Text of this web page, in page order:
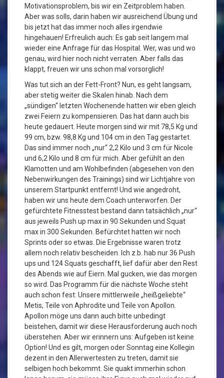
Motivationsproblem, bis wir ein Zeitproblem haben.
Aber was solls, darin haben wir ausreichend Übung und
bis jetzt hat das immer noch alles irgendwie
hingehauen! Erfreulich auch: Es gab seit langem mal
wieder eine Anfrage für das Hospital. Wer, was und wo
genau, wird hier noch nicht verraten. Aber falls das
klappt, freuen wir uns schon mal vorsorglich!
Was tut sich an der Fett-Front? Nun, es geht langsam,
aber stetig weiter die Skalen hinab. Nach dem
„sündigen“ letzten Wochenende hatten wir eben gleich
zwei Feiern zu kompensieren. Das hat dann auch bis
heute gedauert. Heute morgen sind wir mit 78,5 Kg und
99 cm, bzw. 98,8 Kg und 104 cm in den Tag gestartet.
Das sind immer noch „nur“ 2,2 Kilo und 3 cm für Nicole
und 6,2 Kilo und 8 cm für mich. Aber gefühlt an den
Klamotten und am Wohlbefinden (abgesehen von den
Nebenwirkungen des Trainings) sind wir Lichtjahre von
unserem Startpunkt entfernt! Und wie angedroht,
haben wir uns heute dem Coach unterworfen. Der
gefürchtete Fitnesstest bestand dann tatsächlich „nur“
aus jeweils Push up max in 90 Sekunden und Squat
max in 300 Sekunden. Befürchtet hatten wir noch
Sprints oder so etwas. Die Ergebnisse waren trotz
allem noch relativ bescheiden. Ich z.b. hab nur 36 Push
ups und 124 Squats geschafft, lief dafür aber den Rest
des Abends wie auf Eiern. Mal gucken, wie das morgen
so wird. Das Programm für die nächste Woche steht
auch schon fest: Unsere mittlerweile „heißgeliebte“
Metis, Teile von Aphrodite und Teile von Apollon.
Apollon möge uns dann auch bitte unbedingt
beistehen, damit wir diese Herausforderung auch noch
überstehen. Aber wir erinnern uns: Aufgeben ist keine
Option! Und es gilt, morgen oder Sonntag eine Kollegin
dezent in den Allerwertesten zu treten, damit sie
selbigen hoch bekommt. Sie quakt immerhin schon